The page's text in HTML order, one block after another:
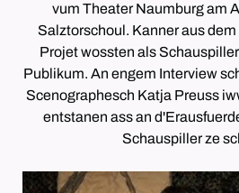
vum Theater Naumburg am
Salztorschoul. Kanner aus
Projet wossten als
Publikum. An engem Interview
Scenographesch Katja Preuss
entstanen ass an
Schauspiller ze